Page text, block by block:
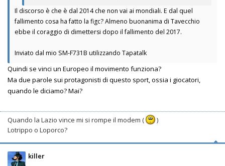
Il discorso è che è dal 2014 che non vai ai mondiali. E dal quel
fallimento cosa ha fatto la figc? Almeno buonanima di Tavecchio
ebbe il coraggio di dimettersi dopo il fallimento del 2017.
Inviato dal mio SM-F731B utilizzando Tapatalk
Quindi se vinci un Europeo il movimento funziona?
Ma due parole sui protagonisti di questo sport, ossia i giocatori,
quando le diciamo? Mai?
Quando la Lazio vince mi si rompe il modem (
)
Lotrippo o Loporco?
killer